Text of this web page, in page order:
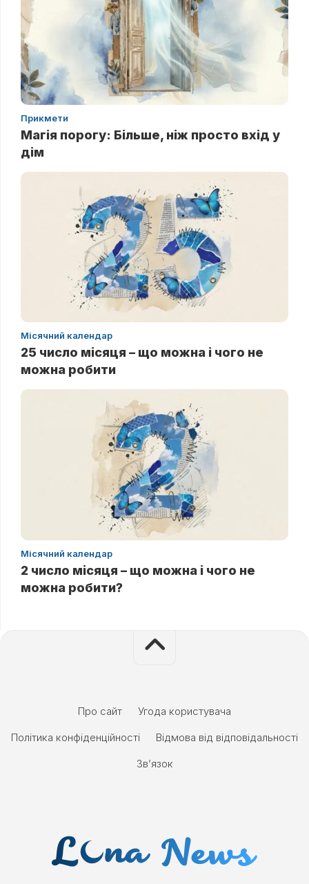
Прикмети
Магія порогу: Більше, ніж просто вхід у
дім
Місячний календар
25 число місяця – що можна і чого не
можна робити
Місячний календар
2 число місяця – що можна і чого не
можна робити?
Про сайт
Угода користувача
Політика конфіденційності
Відмова від відповідальності
Зв’язок